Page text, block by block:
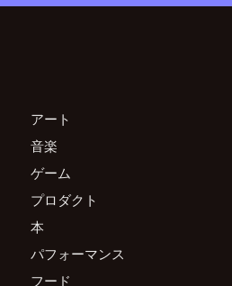
アート
音楽
ゲーム
プロダクト
本
パフォーマンス
フード